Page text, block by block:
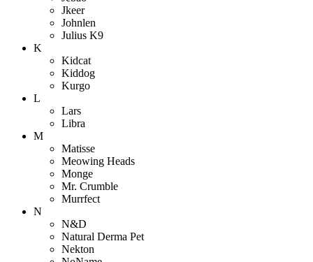
Jkeer
Johnlen
Julius K9
K
Kidcat
Kiddog
Kurgo
L
Lars
Libra
M
Matisse
Meowing Heads
Monge
Mr. Crumble
Murrfect
N
N&D
Natural Derma Pet
Nekton